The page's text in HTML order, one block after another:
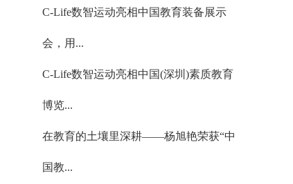
C-Life数智运动亮相中国教育装备展示
会，用...
C-Life数智运动亮相中国(深圳)素质教育
博览...
在教育的土壤里深耕——杨旭艳荣获“中
国教...